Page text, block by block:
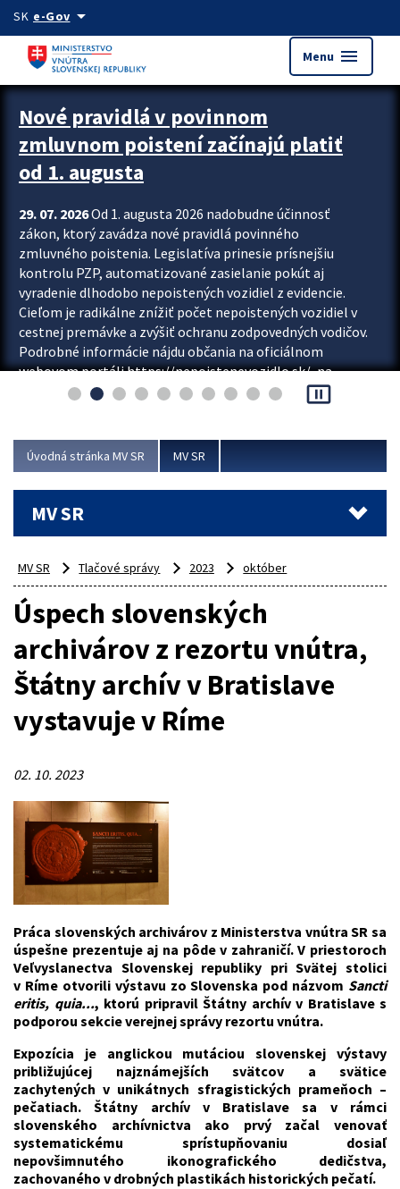
Preskocit na hlavný obsah
SK e-Govarrow_drop_down
Menu menu
Zastavit automatický posun upútavok
Nové pravidlá v povinnom
zmluvnom poistení začínajú platiť
od 1. augusta
29. 07. 2026Od 1. augusta 2026 nadobudne účinnosť
zákon, ktorý zavádza nové pravidlá povinného
zmluvného poistenia. Legislatíva prinesie prísnejšiu
kontrolu PZP, automatizované zasielanie pokút aj
vyradenie dlhodobo nepoistených vozidiel z evidencie.
Cieľom je radikálne znížiť počet nepoistených vozidiel v
cestnej premávke a zvýšiť ochranu zodpovedných vodičov.
Podrobné informácie nájdu občania na oficiálnom
webovom portáli https://nepoistenevozidlo.sk/, na
ktorom od augusta pribudne aj možnosť overiť si...
pause_presentation
Úvodná stránka MV SR MV SR
MV SR
MV SR Tlačové správy 2023 október
Úspech slovenských
archivárov z rezortu vnútra,
Štátny archív v Bratislave
vystavuje v Ríme
02. 10. 2023
Práca slovenských archivárov z Ministerstva vnútra SR sa
úspešne prezentuje aj na pôde v zahraničí. V priestoroch
Veľvyslanectva Slovenskej republiky pri Svätej stolici
v Ríme otvorili výstavu zo Slovenska pod názvom Sancti
eritis, quia..., ktorú pripravil Štátny archív v Bratislave s
podporou sekcie verejnej správy rezortu vnútra.
Expozícia je anglickou mutáciou slovenskej výstavy
približujúcej najznámejších svätcov a svätice
zachytených v unikátnych sfragistických prameňoch –
pečatiach. Štátny archív v Bratislave sa v rámci
slovenského archívnictva ako prvý začal venovať
systematickému sprístupňovaniu dosiaľ
nepovšimnutého ikonografického dedičstva,
zachovaného v drobných plastikách historických pečatí.